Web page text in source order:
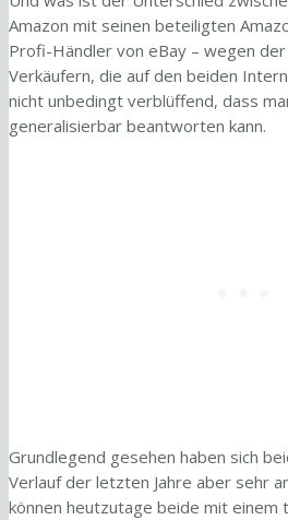
Amazon mit seinen beteiligten
Profi-Händler von eBay – wegen
Verkäufern, die auf den beiden
nicht unbedingt verblüffend, dass
generalisierbar beantworten kann.
Grundlegend gesehen haben sich
Verlauf der letzten Jahre aber sehr
können heutzutage beide mit einem